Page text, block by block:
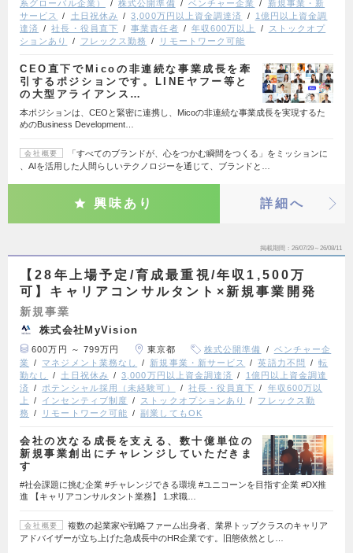
系グローバル企業）
株式公開準備 ベンチャー企業
新規事業・新
サービス
土日祝休み 3,000万円以上資金調達済
1億円以上資金調
達済
社長・役員直下 事業責任者 年収600万以上
ストックオプ
ションあり
フレックス勤務 リモートワーク可能
CEO直下でMicoの非連続な事業成長を牽
引するポジションです。LINEヤフー等と
の大型アライアンス…
本ポジションは、CEOと緊密に連携し、Micoの非連続な事業成長を実現するた
めのBusiness Development…
会社概要
「すべてのブランドが、心をつかむ瞬間をつくる」をミッションに
、AIを活用した人間らしいテクノロジーを通じて、ブランドと…
興味あり 詳細へ
掲載期間 26/07/29～26/08/11
【28年上場予定/育成最重視/年収1,500万
可】キャリアコンサルタント×新規事業開発
新規事業
株式会社MyVision
600万円 ～ 799万円 東京都 株式公開準備
ベンチャー企
業
マネジメント業務なし 新規事業・新サービス 英語力不問
転
勤なし
土日祝休み 3,000万円以上資金調達済
1億円以上資金調達
済
ポテンシャル採用（未経験可） 社長・役員直下
年収600万以
上
インセンティブ制度 ストックオプションあり
フレックス勤
務
リモートワーク可能 副業してもOK
会社の次なる成長を支える、数十億単位の
新規事業創出にチャレンジしていただきま
す
#社会課題に挑む企業 #チャレンジできる環境 #ユニコーンを目指す企業 #DX推
進 【キャリアコンサルタント業務】 1.求職…
会社概要
複数の起業家や戦略ファーム出身者、業界トップクラスのキャリア
アドバイザーが立ち上げた急成長中のHR企業です。旧態依然とし…